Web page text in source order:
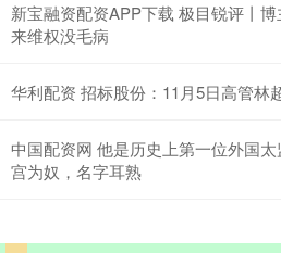
新宝融资配资APP下载 极目锐评丨
来维权没毛病
华利配资 招标股份：11月5日高管林
中国配资网 他是历史上第一位外国
宫为奴，名字耳熟